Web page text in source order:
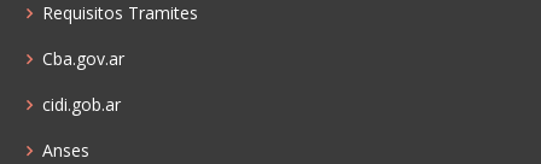
Requisitos Tramites
Cba.gov.ar
cidi.gob.ar
Anses